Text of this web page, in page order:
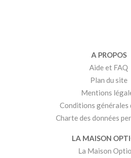
A PROPOS
Aide et FAQ
Plan du site
Mentions
Conditions générales
Charte des données
LA MAISON
La Maison